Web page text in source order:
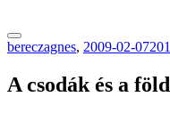
bereczagnes, 2009-02-07
A csodák és a föld